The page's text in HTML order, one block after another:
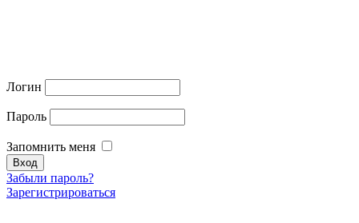
Логин
Пароль
Запомнить меня
Забыли пароль?
Зарегистрироваться